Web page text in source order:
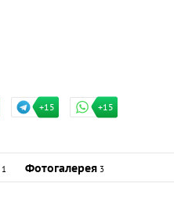
+15 +15
1 Фотогалерея 3